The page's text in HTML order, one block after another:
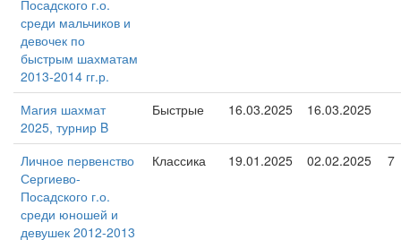
Посадского г.о.
среди мальчиков и
девочек по
быстрым шахматам
2013-2014 гг.р.
Магия шахмат
2025, турнир B
Быстрые 16.03.2025 16.03.2025
Личное первенство
Сергиево-
Посадского г.о.
среди юношей и
девушек 2012-2013
Классика 19.01.2025 02.02.2025 7